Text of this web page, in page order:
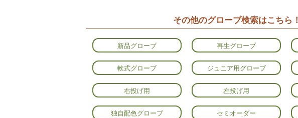
その他のグローブ検索はこちら！
新品グローブ 再生グローブ
軟式グローブ ジュニア用グローブ
右投げ用 左投げ用
独自配色グローブ セミオーダー